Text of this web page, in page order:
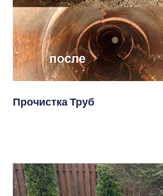
Прочистка Труб